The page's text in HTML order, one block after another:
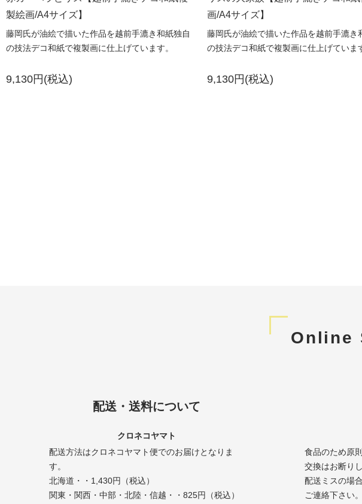
製絵画/A4サイズ】
藤岡氏が油絵で描いた作品を越前手漉き和紙独自
の技法デコ和紙で複製画に仕上げています。
9,130円(税込)
画/A4サイズ】
藤岡氏が油絵で描いた作品を越前手漉き
の技法デコ和紙で複製画に仕上げていま
9,130円(税込)
Online
配送・送料について
クロネコヤマト
配送方法はクロネコヤマト便でのお届けとなりま
す。
北海道・・1,430円（税込）
関東・関西・中部・北陸・信越・・825円（税込）
食品のため原
交換はお断り
配送ミスの場
ご連絡下さい